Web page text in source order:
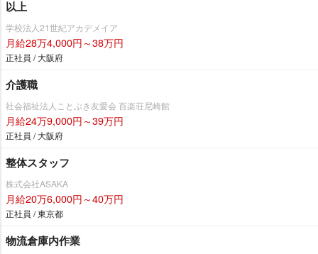
以上
学校法人21世紀アカデメイア
月給28万4,000円～38万円
正社員 / 大阪府
介護職
社会福祉法人ことぶき友愛会 百楽荘尼崎館
月給24万9,000円～39万円
正社員 / 大阪府
整体スタッフ
株式会社ASAKA
月給20万6,000円～40万円
正社員 / 東京都
物流倉庫内作業